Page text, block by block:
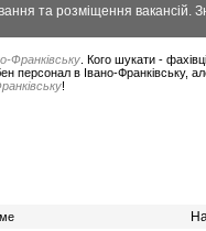
та розміщення вакансій.
Франківську . Кого шукати -
персонал в Івано-Франківську,
!